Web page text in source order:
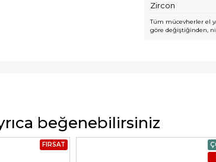
Zircon
Tüm mücevherler el
göre değiştiğinden,
beğenebilirsiniz
FIRSAT